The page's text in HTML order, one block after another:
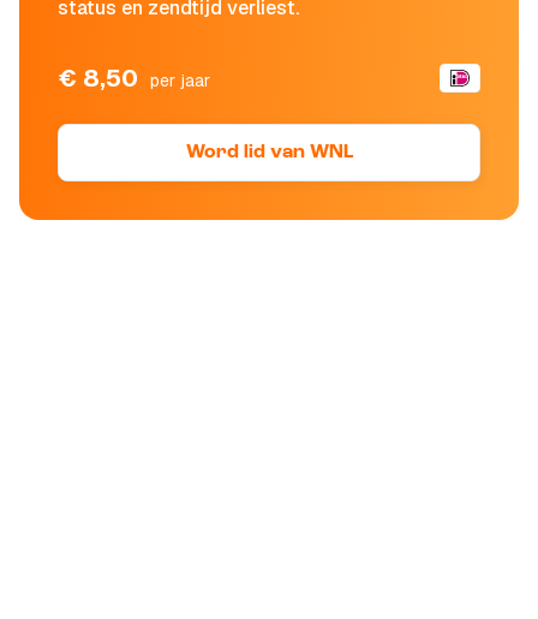
status en zendtijd verliest.
€ 8,50 per jaar
Word lid van WNL